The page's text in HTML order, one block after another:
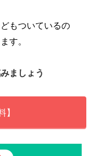
もついているの
す。
ましょう